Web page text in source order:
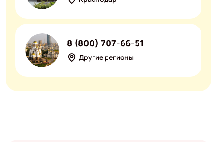
Другие регионы
8 (800) 707-66-51